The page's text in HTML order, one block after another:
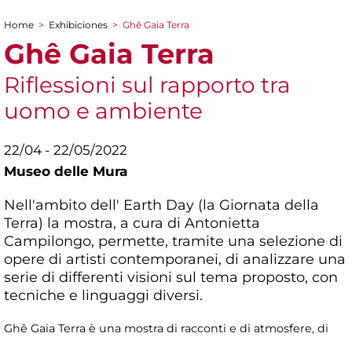
You are here
Home > Exhibiciones > Ghê Gaia Terra
Ghê Gaia Terra
Riflessioni sul rapporto tra
uomo e ambiente
22/04 - 22/05/2022
Museo delle Mura
Nell'ambito dell' Earth Day (la Giornata della
Terra) la mostra, a cura di Antonietta
Campilongo, permette, tramite una selezione di
opere di artisti contemporanei, di analizzare una
serie di differenti visioni sul tema proposto, con
tecniche e linguaggi diversi.
Ghê Gaia Terra è una mostra di racconti e di atmosfere, di